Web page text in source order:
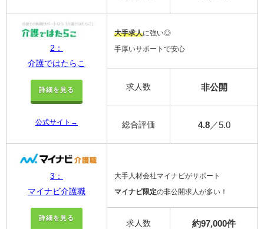
2：
介護ではたらこ
詳細を見る
公式サイト→
大手求人に強い◎
手厚いサポートで安心
求人数 非公開
総合評価 4.8／5.0
3：
マイナビ介護職
詳細を見る
大手人材会社マイナビがサポート
マイナビ限定の非公開求人が多い！
求人数 約97,000件